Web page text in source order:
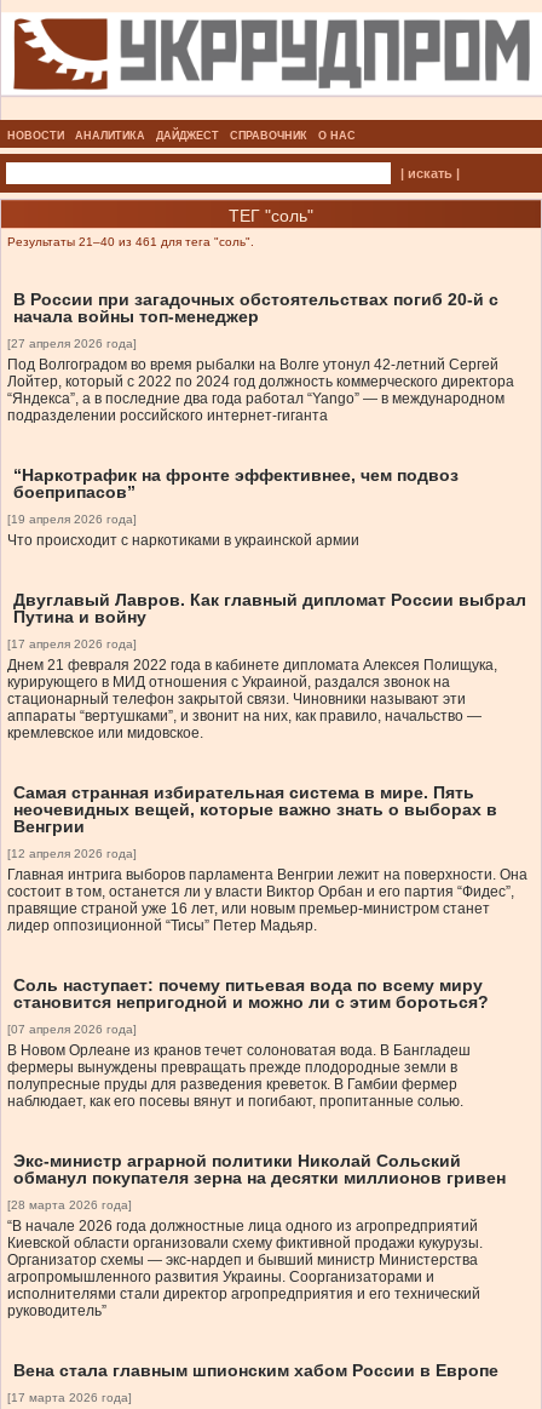
НОВОСТИ АНАЛИТИКА ДАЙДЖЕСТ СПРАВОЧНИК О НАС
| искать |
ТЕГ "соль"
Результаты 21–40 из 461 для тега "соль".
В России при загадочных обстоятельствах погиб 20-й с
начала войны топ-менеджер
[27 апреля 2026 года]
Под Волгоградом во время рыбалки на Волге утонул 42-летний Сергей
Лойтер, который с 2022 по 2024 год должность коммерческого директора
“Яндекса”, а в последние два года работал “Yango” — в международном
подразделении российского интернет-гиганта
“Наркотрафик на фронте эффективнее, чем подвоз
боеприпасов”
[19 апреля 2026 года]
Что происходит с наркотиками в украинской армии
Двуглавый Лавров. Как главный дипломат России выбрал
Путина и войну
[17 апреля 2026 года]
Днем 21 февраля 2022 года в кабинете дипломата Алексея Полищука,
курирующего в МИД отношения с Украиной, раздался звонок на
стационарный телефон закрытой связи. Чиновники называют эти
аппараты “вертушками”, и звонит на них, как правило, начальство —
кремлевское или мидовское.
Самая странная избирательная система в мире. Пять
неочевидных вещей, которые важно знать о выборах в
Венгрии
[12 апреля 2026 года]
Главная интрига выборов парламента Венгрии лежит на поверхности. Она
состоит в том, останется ли у власти Виктор Орбан и его партия “Фидес”,
правящие страной уже 16 лет, или новым премьер-министром станет
лидер оппозиционной “Тисы” Петер Мадьяр.
Соль наступает: почему питьевая вода по всему миру
становится непригодной и можно ли с этим бороться?
[07 апреля 2026 года]
В Новом Орлеане из кранов течет солоноватая вода. В Бангладеш
фермеры вынуждены превращать прежде плодородные земли в
полупресные пруды для разведения креветок. В Гамбии фермер
наблюдает, как его посевы вянут и погибают, пропитанные солью.
Экс-министр аграрной политики Николай Сольский
обманул покупателя зерна на десятки миллионов гривен
[28 марта 2026 года]
“В начале 2026 года должностные лица одного из агропредприятий
Киевской области организовали схему фиктивной продажи кукурузы.
Организатор схемы — экс-нардеп и бывший министр Министерства
агропромышленного развития Украины. Соорганизаторами и
исполнителями стали директор агропредприятия и его технический
руководитель”
Вена стала главным шпионским хабом России в Европе
[17 марта 2026 года]